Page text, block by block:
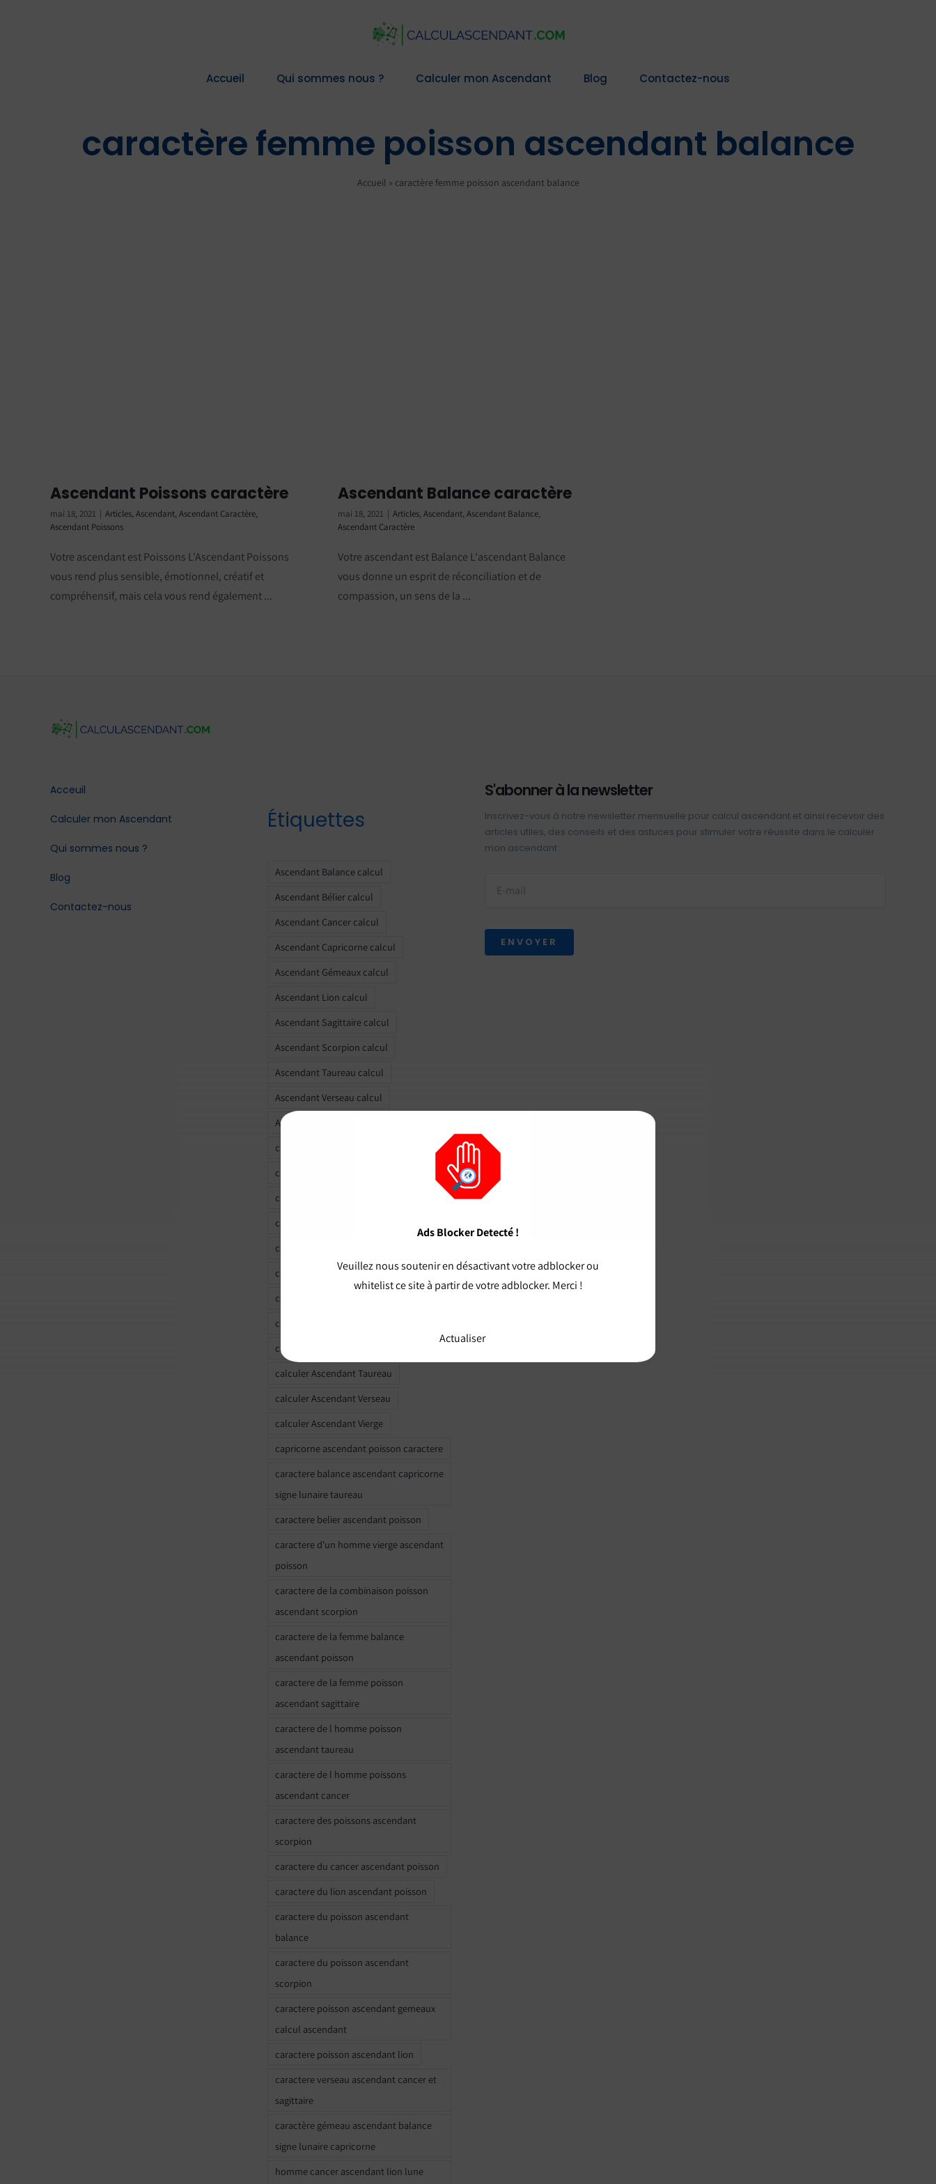
Accueil Qui sommes nous ? Calculer mon Ascendant Blog Contactez-nous
caractère femme poisson ascendant balance
Accueil » caractère femme poisson ascendant balance
Ascendant Poissons caractère
mai 18, 2021 | Articles, Ascendant, Ascendant Caractère,
Ascendant Poissons
Votre ascendant est Poissons L'Ascendant Poissons
vous rend plus sensible, émotionnel, créatif et
compréhensif, mais cela vous rend également ...
Ascendant Balance caractère
mai 18, 2021 | Articles, Ascendant, Ascendant Balance,
Ascendant Caractère
Votre ascendant est Balance L'ascendant Balance
vous donne un esprit de réconciliation et de
compassion, un sens de la ...
Acceuil
Calculer mon Ascendant
Qui sommes nous ?
Blog
Contactez-nous
Étiquettes
Ascendant Balance calcul
Ascendant Bélier calcul
Ascendant Cancer calcul
Ascendant Capricorne calcul
Ascendant Gémeaux calcul
Ascendant Lion calcul
Ascendant Sagittaire calcul
Ascendant Scorpion calcul
Ascendant Taureau calcul
Ascendant Verseau calcul
Ascendant Vierge calcul
calculer Ascendant Balance
calculer Ascendant Bélier
calculer Ascendant Cancer
calculer Ascendant Capricorne
calculer Ascendant Gémeaux
calculer Ascendant Lion
calculer Ascendant Poissons
calculer Ascendant Sagittaire
calculer Ascendant Scorpion
calculer Ascendant Taureau
calculer Ascendant Verseau
calculer Ascendant Vierge
capricorne ascendant poisson caractere
caractere balance ascendant capricorne
signe lunaire taureau
caractere belier ascendant poisson
caractere d'un homme vierge ascendant
poisson
caractere de la combinaison poisson
ascendant scorpion
caractere de la femme balance
ascendant poisson
caractere de la femme poisson
ascendant sagittaire
caractere de l homme poisson
ascendant taureau
caractere de l homme poissons
ascendant cancer
caractere des poissons ascendant
scorpion
caractere du cancer ascendant poisson
caractere du lion ascendant poisson
caractere du poisson ascendant
balance
caractere du poisson ascendant
scorpion
caractere poisson ascendant gemeaux
calcul ascendant
caractere poisson ascendant lion
caractere verseau ascendant cancer et
sagittaire
caractère gémeau ascendant balance
signe lunaire capricorne
homme cancer ascendant lion lune
S'abonner à la newsletter
Inscrivez-vous à notre newsletter mensuelle pour calcul ascendant et ainsi recevoir des
articles utiles, des conseils et des astuces pour stimuler votre réussite dans le calculer
mon ascendant :
ENVOYER
Ads Blocker Detecté !
Veuillez nous soutenir en désactivant votre adblocker ou
whitelist ce site à partir de votre adblocker. Merci !
Actualiser